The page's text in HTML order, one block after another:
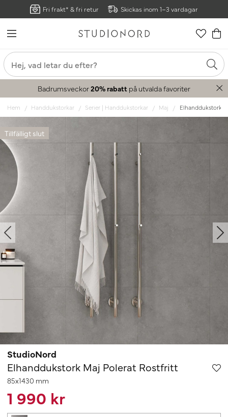
Fri frakt* & fri retur Skickas inom 1–3 vardagar
Badrumsveckor20% rabatt på utvalda favoriter
Hem Handdukstorkar Serier | Handdukstorkar Maj Elhanddukstork
Tillfälligt slut
StudioNord
Elhanddukstork Maj Polerat Rostfritt
85x1430 mm
1 990 kr